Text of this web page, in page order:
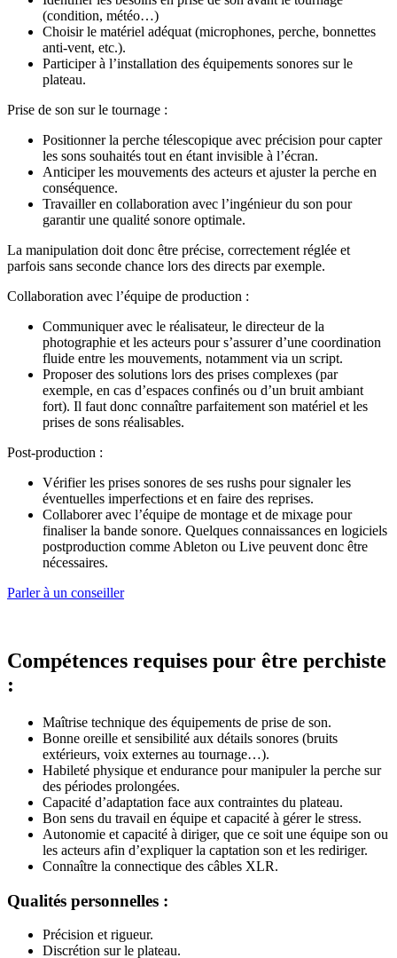
(condition, météo…)
Choisir le matériel adéquat (microphones, perche, bonnettes
anti-vent, etc.).
Participer à l’installation des équipements sonores sur le
plateau.
Prise de son sur le tournage :
Positionner la perche télescopique avec précision pour capter
les sons souhaités tout en étant invisible à l’écran.
Anticiper les mouvements des acteurs et ajuster la perche en
conséquence.
Travailler en collaboration avec l’ingénieur du son pour
garantir une qualité sonore optimale.
La manipulation doit donc être précise, correctement réglée et
parfois sans seconde chance lors des directs par exemple.
Collaboration avec l’équipe de production :
Communiquer avec le réalisateur, le directeur de la
photographie et les acteurs pour s’assurer d’une coordination
fluide entre les mouvements, notamment via un script.
Proposer des solutions lors des prises complexes (par
exemple, en cas d’espaces confinés ou d’un bruit ambiant
fort). Il faut donc connaître parfaitement son matériel et les
prises de sons réalisables.
Post-production :
Vérifier les prises sonores de ses rushs pour signaler les
éventuelles imperfections et en faire des reprises.
Collaborer avec l’équipe de montage et de mixage pour
finaliser la bande sonore. Quelques connaissances en logiciels
postproduction comme Ableton ou Live peuvent donc être
nécessaires.
Parler à un conseiller
Compétences requises pour être perchiste
:
Maîtrise technique des équipements de prise de son.
Bonne oreille et sensibilité aux détails sonores (bruits
extérieurs, voix externes au tournage…).
Habileté physique et endurance pour manipuler la perche sur
des périodes prolongées.
Capacité d’adaptation face aux contraintes du plateau.
Bon sens du travail en équipe et capacité à gérer le stress.
Autonomie et capacité à diriger, que ce soit une équipe son ou
les acteurs afin d’expliquer la captation son et les rediriger.
Connaître la connectique des câbles XLR.
Qualités personnelles :
Précision et rigueur.
Discrétion sur le plateau.